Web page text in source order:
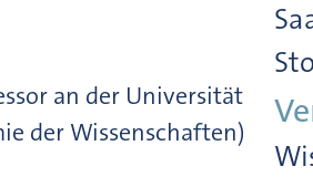
an der Universität
der Wissenschaften)